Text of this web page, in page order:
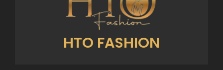
HTO FASHION